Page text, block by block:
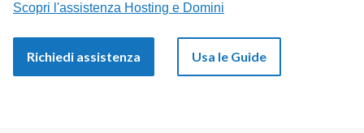
Scopri l'assistenza Hosting e Domini
Richiedi assistenza Usa le Guide